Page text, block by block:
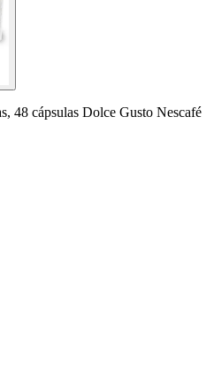
48 cápsulas Dolce Gusto Nescafé